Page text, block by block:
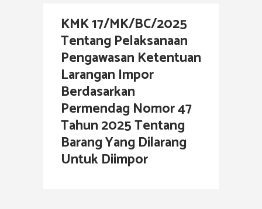
KMK 17/MK/BC/2025
Tentang Pelaksanaan
Pengawasan Ketentuan
Larangan Impor
Berdasarkan
Permendag Nomor 47
Tahun 2025 Tentang
Barang Yang Dilarang
Untuk Diimpor